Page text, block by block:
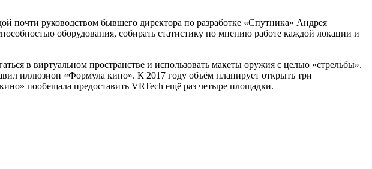
почти руководством бывшего директора по разработке «Спутника» Андрея
оборудования, собирать статистику по мнению работе каждой локации и
в виртуальном пространстве и использовать макеты оружия с целью «стрельбы».
иллюзион «Формула кино». К 2017 году объём планирует открыть три
пообещала предоставить VRTech ещё раз четыре площадки.